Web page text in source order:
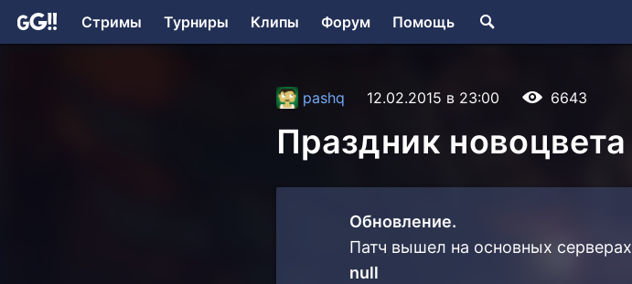
Стримы Турниры Клипы Форум Помощь
pashq 12.02.2015 в 23:00 6643
Праздник новоцвета
Обновление.
Патч вышел на основных серверах
null